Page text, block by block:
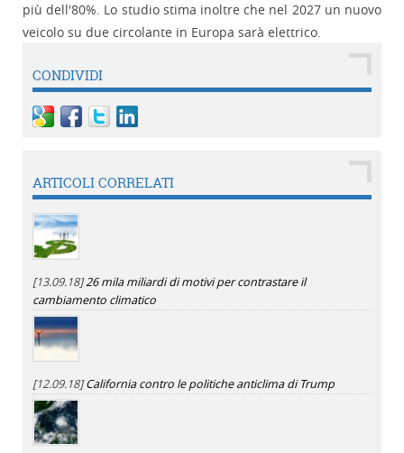
più dell'80%. Lo studio stima inoltre che nel 2027 un nuovo
veicolo su due circolante in Europa sarà elettrico.
CONDIVIDI
ARTICOLI CORRELATI
[13.09.18]26 mila miliardi di motivi per contrastare il
cambiamento climatico
[12.09.18]California contro le politiche anticlima di Trump